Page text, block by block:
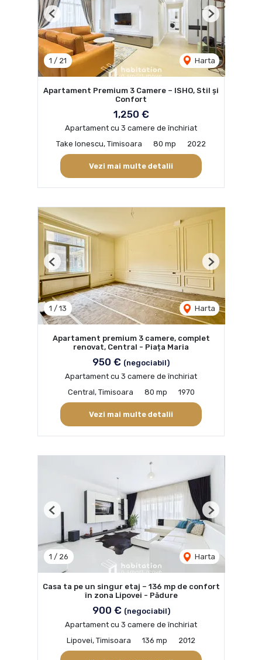
1 / 21 Harta
Previous Next
Apartament Premium 3 Camere – ISHO, Stil și
Confort
1,250 €
Apartament cu 3 camere de închiriat
Take Ionescu, Timisoara
80 mp 2022
Vezi mai multe detalii
1 / 13 Harta
Previous Next
Apartament premium 3 camere, complet
renovat, Central - Piața Maria
950 € (negociabil)
Apartament cu 3 camere de închiriat
Central, Timisoara
80 mp 1970
Vezi mai multe detalii
1 / 26 Harta
Previous Next
Casa ta pe un singur etaj – 136 mp de confort
în zona Lipovei - Pădure
900 € (negociabil)
Apartament cu 3 camere de închiriat
Lipovei, Timisoara
136 mp 2012